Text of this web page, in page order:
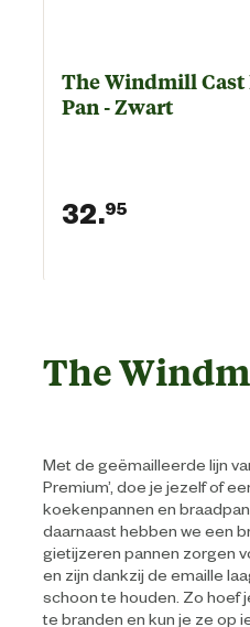
The Windmill
Pan - Zwart
32.95
The
Met de geëmailleerde lijn
Premium’, doe je jezelf of
koekenpannen en
daarnaast hebben we een
gietijzeren pannen zorgen
en zijn dankzij de emaille
schoon te houden. Zo hoef
te branden en kun je ze op